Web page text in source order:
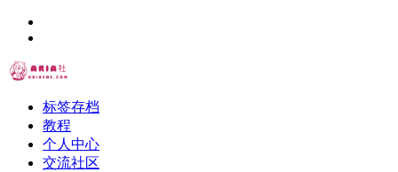
标签存档
教程
个人中心
交流社区